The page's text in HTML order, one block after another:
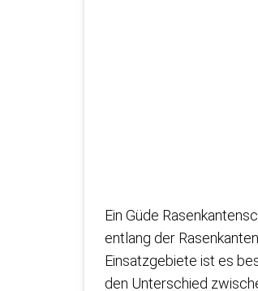
Ein Güde
entlang der
Einsatzgebiete ist es
den Unterschied